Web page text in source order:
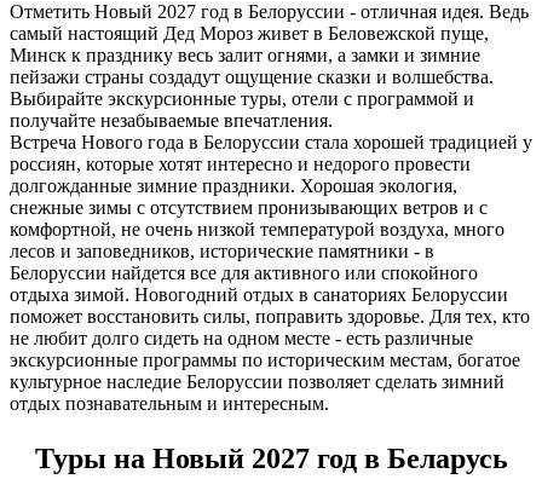
Отметить Новый 2027 год в Белоруссии - отличная идея. Ведь
самый настоящий Дед Мороз живет в Беловежской пуще,
Минск к празднику весь залит огнями, а замки и зимние
пейзажи страны создадут ощущение сказки и волшебства.
Выбирайте экскурсионные туры, отели с программой и
получайте незабываемые впечатления.
Встреча Нового года в Белоруссии стала хорошей традицией у
россиян, которые хотят интересно и недорого провести
долгожданные зимние праздники. Хорошая экология,
снежные зимы с отсутствием пронизывающих ветров и с
комфортной, не очень низкой температурой воздуха, много
лесов и заповедников, исторические памятники - в
Белоруссии найдется все для активного или спокойного
отдыха зимой. Новогодний отдых в санаториях Белоруссии
поможет восстановить силы, поправить здоровье. Для тех, кто
не любит долго сидеть на одном месте - есть различные
экскурсионные программы по историческим местам, богатое
культурное наследие Белоруссии позволяет сделать зимний
отдых познавательным и интересным.
Туры на Новый 2027 год в Беларусь